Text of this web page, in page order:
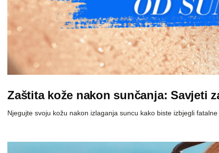
Zaštita kože nakon sunčanja: Savjeti
Njegujte svoju kožu nakon izlaganja suncu kako biste izbjegli